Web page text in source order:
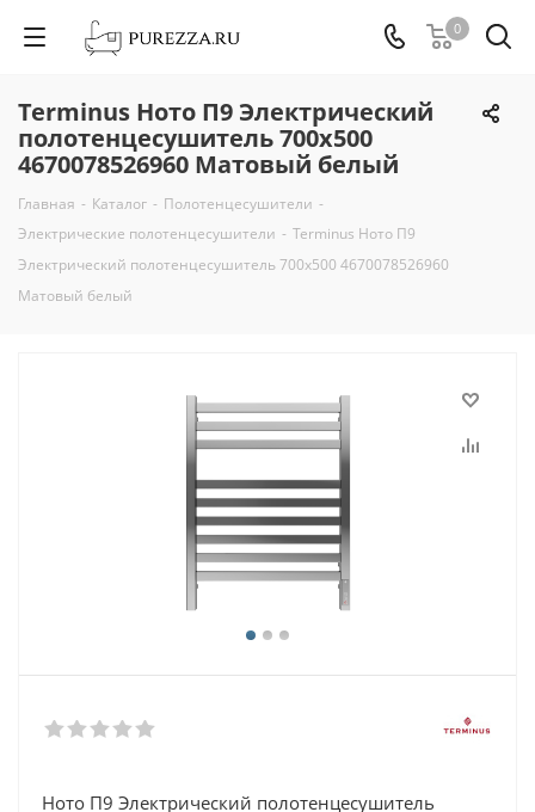
0
Terminus Ното П9 Электрический
полотенцесушитель 700х500
4670078526960 Матовый белый
Главная - Каталог - Полотенцесушители -
Электрические полотенцесушители - Terminus Ното П9
Электрический полотенцесушитель 700х500 4670078526960
Матовый белый
Ното П9 Электрический полотенцесушитель